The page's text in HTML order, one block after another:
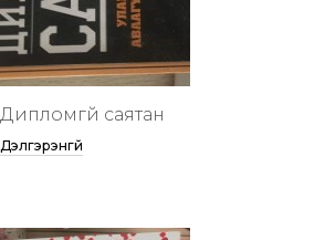
Дипломгүй саятан
Дэлгэрэнгүй